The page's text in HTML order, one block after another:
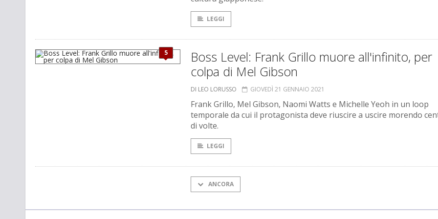
LEGGI
5
Boss Level: Frank Grillo muore all'infinito, per
colpa di Mel Gibson
DI LEO LORUSSO GIOVEDÌ 21 GENNAIO 2021
Frank Grillo, Mel Gibson, Naomi Watts e Michelle Yeoh in un loop
temporale da cui il protagonista deve riuscire a uscire morendo
di volte.
LEGGI
ANCORA